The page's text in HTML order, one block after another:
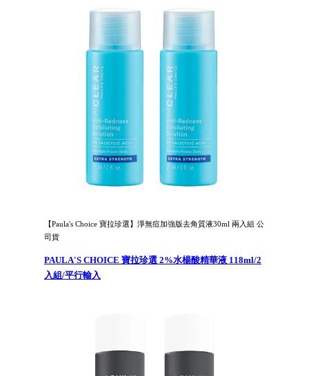
【Paula's Choice 寶拉珍選】淨無痘加強版去角質液30ml 兩入組 公
司貨
PAULA'S CHOICE 寶拉珍選 2%水楊酸精華液 118ml/2
入組/平行輸入